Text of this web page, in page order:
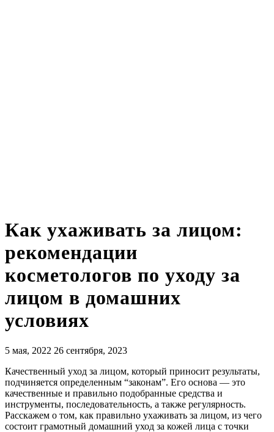
Как ухаживать за лицом:
рекомендации
косметологов по уходу за
лицом в домашних
условиях
5 мая, 2022 26 сентября, 2023
Качественный уход за лицом, который приносит результаты,
подчиняется определенным “законам”. Его основа — это
качественные и правильно подобранные средства и
инструменты, последовательность, а также регулярность.
Расскажем о том, как правильно ухаживать за лицом, из чего
состоит грамотный домашний уход за кожей лица с точки